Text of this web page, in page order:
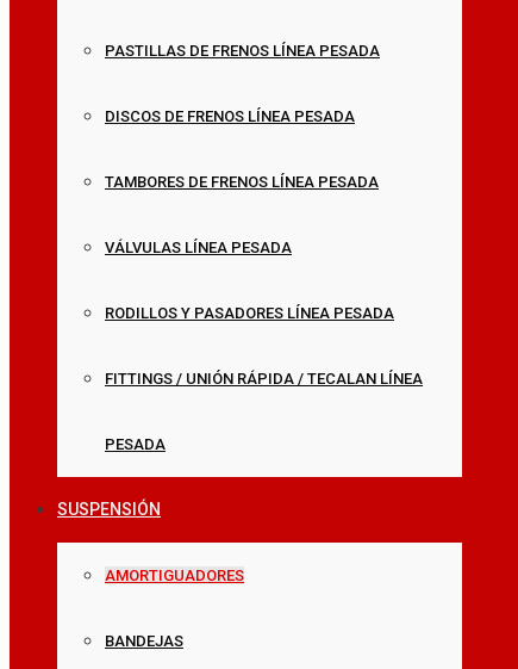
PASTILLAS DE FRENOS LÍNEA PESADA
DISCOS DE FRENOS LÍNEA PESADA
TAMBORES DE FRENOS LÍNEA PESADA
VÁLVULAS LÍNEA PESADA
RODILLOS Y PASADORES LÍNEA PESADA
FITTINGS / UNIÓN RÁPIDA / TECALAN LÍNEA
PESADA
SUSPENSIÓN
AMORTIGUADORES
BANDEJAS